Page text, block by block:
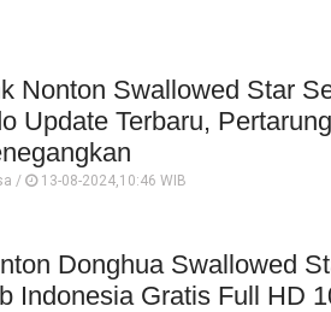
Nonton Swallowed Star
Update Terbaru,
/ 13-08-2024,10:46 WIB
Donghua Swallowed
Indonesia Gratis Full HD